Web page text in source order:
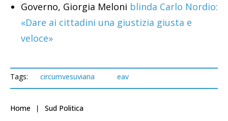
Governo, Giorgia Meloni blinda Carlo Nordio:
«Dare ai cittadini una giustizia giusta e
veloce»
Tags: circumvesuviana eav
Home Sud Politica